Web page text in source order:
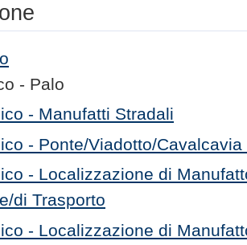
- Palo
- Manufatti Stradali
- Ponte/Viadotto/Cavalcavia
- Localizzazione di
di Trasporto
- Localizzazione di